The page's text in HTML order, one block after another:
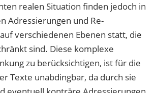
realen Situation finden jedoch in
Adressierungen und Re-
verschiedenen Ebenen statt, die
sind. Diese komplexe
zu berücksichtigen, ist für die
Texte unabdingbar, da durch sie